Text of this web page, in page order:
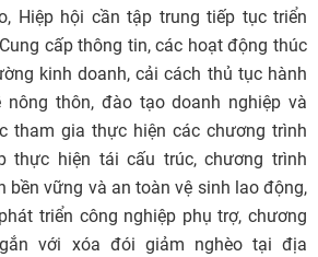
Hiệp hội cần tập trung tiếp tục triển
cấp thông tin, các hoạt động thúc
kinh doanh, cải cách thủ tục hành
nông thôn, đào tạo doanh nghiệp và
tham gia thực hiện các chương trình
thực hiện tái cấu trúc, chương trình
bền vững và an toàn vệ sinh lao động,
triển công nghiệp phụ trợ, chương
với xóa đói giảm nghèo tại địa